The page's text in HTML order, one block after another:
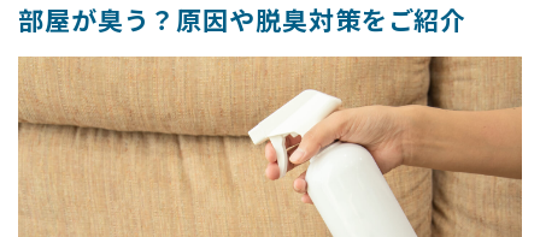
部屋が臭う？原因や脱臭対策をご紹介